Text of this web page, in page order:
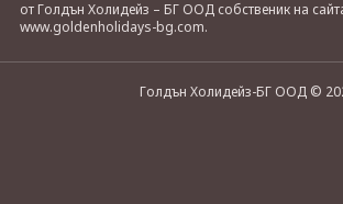
от Голдън Холидейз – БГ ООД собственик на
www.goldenholidays-bg.com.
Голдън Холидейз-БГ ООД ©